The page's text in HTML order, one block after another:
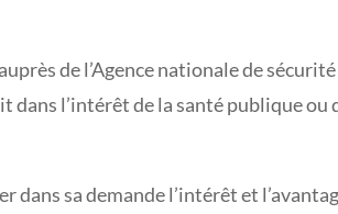
de l’Agence nationale de
l’intérêt de la santé publique ou
sa demande l’intérêt et